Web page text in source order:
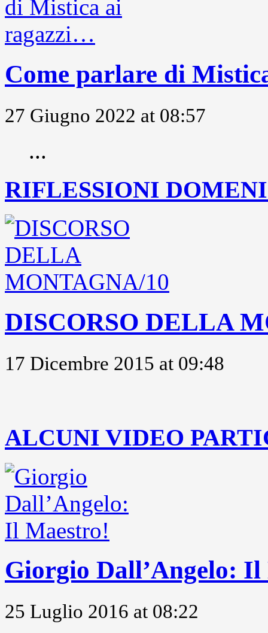
Come parlare di
27 Giugno 2022 at 08:57
...
RIFLESSIONI
DISCORSO DELLA
17 Dicembre 2015 at 09:48
ALCUNI VIDEO
Giorgio Dall’Angelo:
25 Luglio 2016 at 08:22